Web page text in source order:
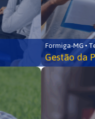
Formiga-MG •
Gestão da